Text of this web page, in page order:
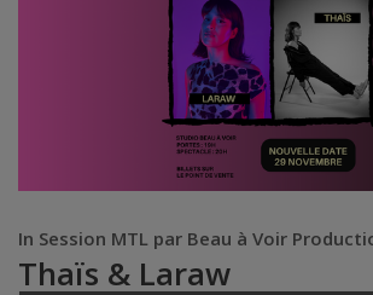
In Session MTL par Beau à Voir
Thaïs & Laraw